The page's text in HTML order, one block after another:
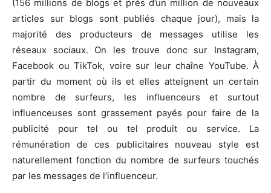
(156 millions de blogs et près d’un million de nouveaux
articles sur blogs sont publiés chaque jour), mais la
majorité des producteurs de messages utilise les
réseaux sociaux. On les trouve donc sur Instagram,
Facebook ou TikTok, voire sur leur chaîne YouTube. À
partir du moment où ils et elles atteignent un certain
nombre de surfeurs, les influenceurs et surtout
influenceuses sont grassement payés pour faire de la
publicité pour tel ou tel produit ou service. La
rémunération de ces publicitaires nouveau style est
naturellement fonction du nombre de surfeurs touchés
par les messages de l’influenceur.